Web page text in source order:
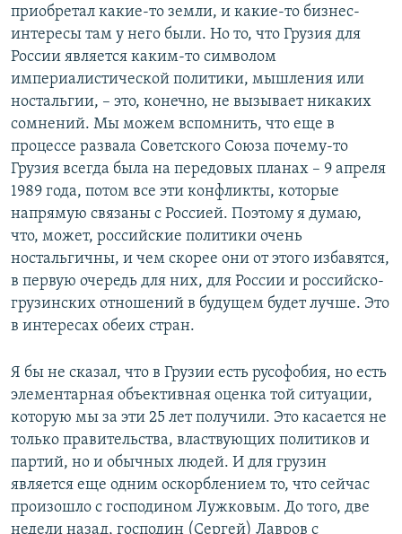
приобретал какие-то земли, и какие-то бизнес-
интересы там у него были. Но то, что Грузия для
России является каким-то символом
империалистической политики, мышления или
ностальгии, – это, конечно, не вызывает никаких
сомнений. Мы можем вспомнить, что еще в
процессе развала Советского Союза почему-то
Грузия всегда была на передовых планах – 9 апреля
1989 года, потом все эти конфликты, которые
напрямую связаны с Россией. Поэтому я думаю,
что, может, российские политики очень
ностальгичны, и чем скорее они от этого избавятся,
в первую очередь для них, для России и российско-
грузинских отношений в будущем будет лучше. Это
в интересах обеих стран.
Я бы не сказал, что в Грузии есть русофобия, но есть
элементарная объективная оценка той ситуации,
которую мы за эти 25 лет получили. Это касается не
только правительства, властвующих политиков и
партий, но и обычных людей. И для грузин
является еще одним оскорблением то, что сейчас
произошло с господином Лужковым. До того, две
недели назад, господин (Сергей) Лавров с